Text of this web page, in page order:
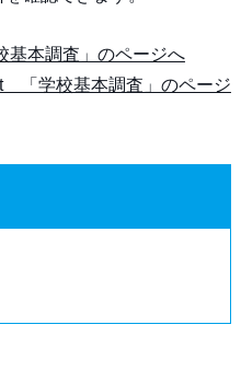
本調査」のページへ
「学校基本調査」のページ